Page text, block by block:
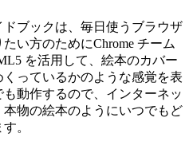
ブックは、毎日使うブラウザ
い方のためにChrome チーム
を活用して、絵本のカバー
っているかのような感覚を表
動作するので、インターネッ
本物の絵本のようにいつでもど
。